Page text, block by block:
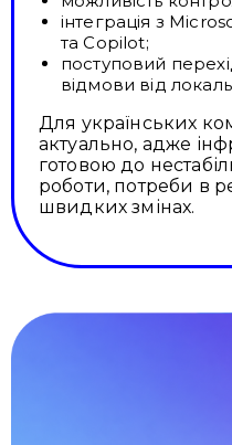
інтеграція з
та Copilot;
поступовий
відмови від
Для українських
актуально, адже
готовою до
роботи, потреби в
швидких змінах.